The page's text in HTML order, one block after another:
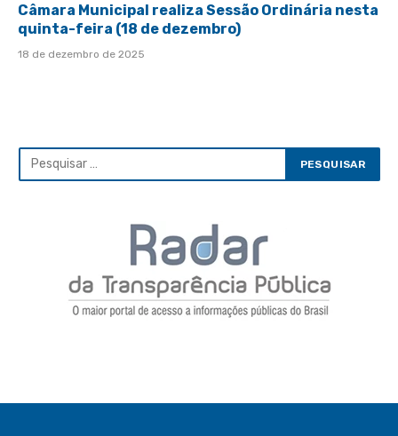
Câmara Municipal realiza Sessão Ordinária nesta
quinta-feira (18 de dezembro)
18 de dezembro de 2025